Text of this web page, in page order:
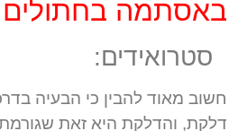
באסתמה
סטרואידים:
חשוב מאוד להבין כי הבעיה
דלקת, והדלקת היא זאת